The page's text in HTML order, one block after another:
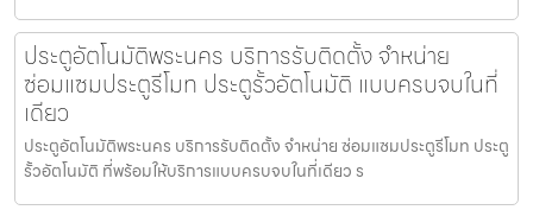
ประตูอัตโนมัติพระนคร บริการรับติดตั้ง จำหน่าย
ซ่อมแซมประตูรีโมท ประตูรั้วอัตโนมัติ แบบครบจบในที่
เดียว
ประตูอัตโนมัติพระนคร บริการรับติดตั้ง จำหน่าย ซ่อมแซมประตูรีโมท ประตู
รั้วอัตโนมัติ ที่พร้อมให้บริการแบบครบจบในที่เดียว ร